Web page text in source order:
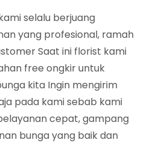
selalu berjuang
yang profesional, ramah
Saat ini florist kami
free ongkir untuk
kita Ingin mengirim
pada kami sebab kami
cepat, gampang
bunga yang baik dan